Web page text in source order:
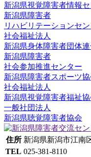
新潟県視覚障害者情報
新潟県障害者
リハビリテーションセ
社会福祉法人
新潟県身体障害者団体
新潟県障害者
社会参加推進センター
新潟県障害者スポーツ協
社会福祉法人
新潟県視覚障害者福祉協
一般社団法人
新潟県聴覚障害者協会
住所 新潟県新潟市江南
TEL 025-381-8110